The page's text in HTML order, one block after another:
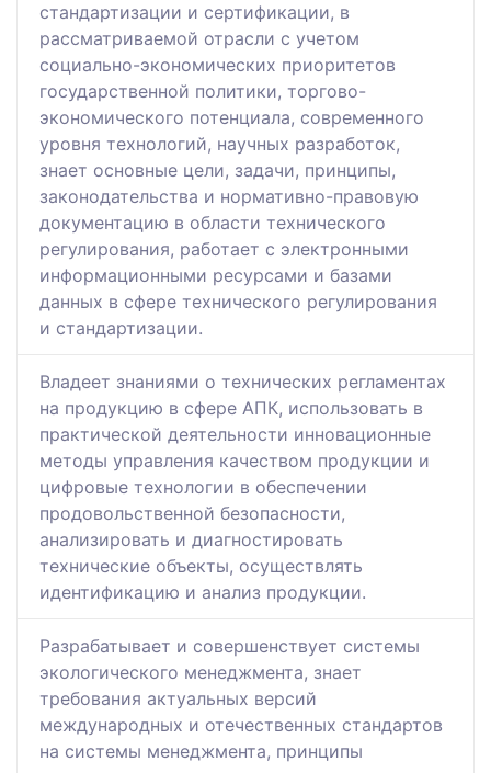
стандартизации и сертификации, в
рассматриваемой отрасли с учетом
социально-экономических приоритетов
государственной политики, торгово-
экономического потенциала, современного
уровня технологий, научных разработок,
знает основные цели, задачи, принципы,
законодательства и нормативно-правовую
документацию в области технического
регулирования, работает с электронными
информационными ресурсами и базами
данных в сфере технического регулирования
и стандартизации.
Владеет знаниями о технических регламентах
на продукцию в сфере АПК, использовать в
практической деятельности инновационные
методы управления качеством продукции и
цифровые технологии в обеспечении
продовольственной безопасности,
анализировать и диагностировать
технические объекты, осуществлять
идентификацию и анализ продукции.
Разрабатывает и совершенствует системы
экологического менеджмента, знает
требования актуальных версий
международных и отечественных стандартов
на системы менеджмента, принципы